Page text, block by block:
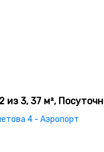
из 3, 37 м²,
4 - Аэропорт